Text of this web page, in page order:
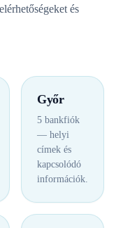
és
Győr
5 bankfiók
— helyi
címek és
kapcsolódó
információk.